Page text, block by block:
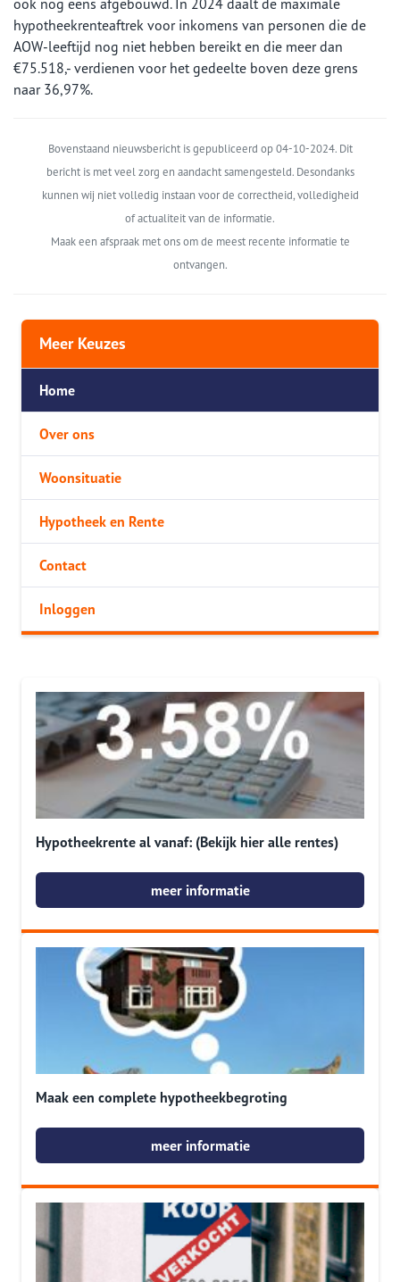
ook nog eens afgebouwd. In 2024 daalt de maximale
hypotheekrenteaftrek voor inkomens van personen die de
AOW-leeftijd nog niet hebben bereikt en die meer dan
€75.518,- verdienen voor het gedeelte boven deze grens
naar 36,97%.
Bovenstaand nieuwsbericht is gepubliceerd op 04-10-2024. Dit
bericht is met veel zorg en aandacht samengesteld. Desondanks
kunnen wij niet volledig instaan voor de correctheid, volledigheid
of actualiteit van de informatie.
Maak een afspraak met ons om de meest recente informatie te
ontvangen.
Meer Keuzes
Home
Over ons
Woonsituatie
Hypotheek en Rente
Contact
Inloggen
Hypotheekrente al vanaf: (Bekijk hier alle rentes)
meer informatie
Maak een complete hypotheekbegroting
meer informatie